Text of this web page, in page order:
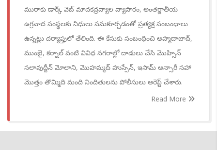
ముఠాకు డార్క్ వెబ్ మాదకద్రవ్యాల వ్యాపారం, అంతర్జాతీయ
ఉగ్రవాద సంస్థలకు నిధులు సమకూర్చడంతో ప్రత్యక్ష సంబంధాలు
ఉన్నట్లు దర్యాప్తులో తేలింది. ఈ కేసుకు సంబంధించి అహ్మదాబాద్,
ముంబై, కర్నాల్ వంటి వివిధ నగరాల్లో దాడులు చేసి మొహ్సిన్
సలావుద్దీన్ మోలాని, మొహమ్మద్ హుస్సేన్, ఇసామ్ అన్సారీ సహా
మొత్తం తొమ్మిది మంది నిందితులను పోలీసులు అరెస్ట్ చేశారు.
Read More